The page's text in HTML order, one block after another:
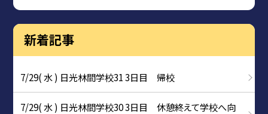
新着記事
7/29( 水 ) 日光林間学校31 3日目 帰校
7/29( 水 ) 日光林間学校30 3日目 休憩終えて学校へ向